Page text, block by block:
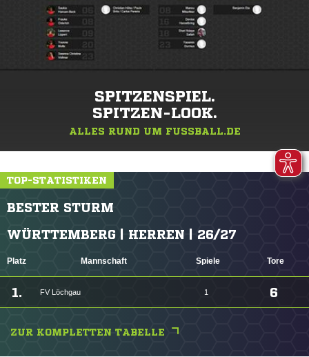
SPITZENSPIEL.
SPITZEN-LOOK.
ALLES RUND UM FUSSBALL.DE
TOP-STATISTIKEN
BESTER STURM
WÜRTTEMBERG | HERREN | 26/27
Platz Mannschaft Spiele Tore
1. FV Löchgau 1 6
ZUR KOMPLETTEN TABELLE